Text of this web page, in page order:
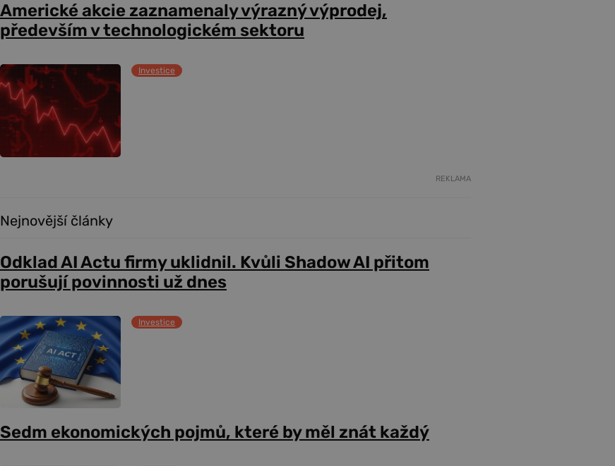
Americké akcie zaznamenaly výrazný výprodej,
především v technologickém sektoru
Investice
REKLAMA
Nejnovější články
Odklad AI Actu firmy uklidnil. Kvůli Shadow AI přitom
porušují povinnosti už dnes
Investice
Sedm ekonomických pojmů, které by měl znát každý